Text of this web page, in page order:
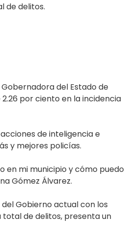
de delitos.
del Estado de
por ciento en la incidencia
de inteligencia e
y mejores policías.
en mi municipio y cómo puedo
Gómez Álvarez.
Gobierno actual con los
total de delitos, presenta un